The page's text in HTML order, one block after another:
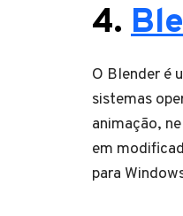
4.
O Blender é
sistemas
animação,
em
para